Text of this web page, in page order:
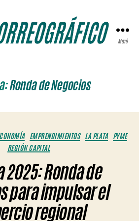
Menú
Ronda de Negocios
Categorías
EMPRENDIMIENTOS LA PLATA
PYME
REGIÓN CAPITAL
2025: Ronda de
para impulsar el
regional